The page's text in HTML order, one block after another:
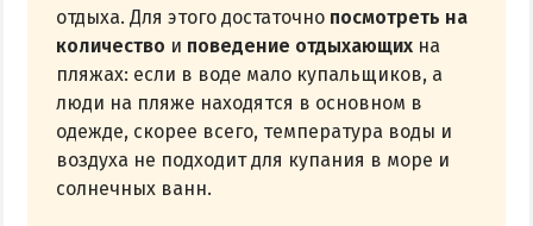
отдыха. Для этого достаточно посмотреть на
количество и поведение отдыхающих на
пляжах: если в воде мало купальщиков, а
люди на пляже находятся в основном в
одежде, скорее всего, температура воды и
воздуха не подходит для купания в море и
солнечных ванн.